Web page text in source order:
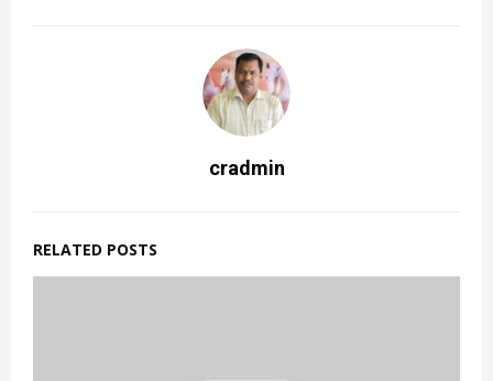
cradmin
RELATED POSTS